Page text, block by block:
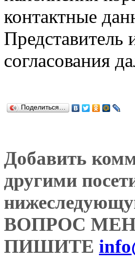
контактные
Представитель
согласования
Поделиться…
Добавить
другими
ВОПРОС
ПИШИТЕ